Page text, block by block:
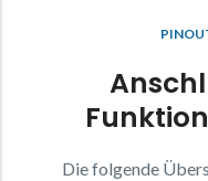
Die folgende